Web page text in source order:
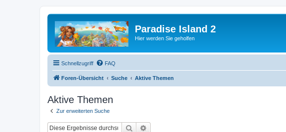
Paradise Island 2
Hier werden Sie geholfen
Schnellzugriff FAQ
Foren-Übersicht Suche Aktive Themen
Aktive Themen
Zur erweiterten Suche
Suche